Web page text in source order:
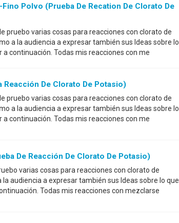
Polvo (prueba De Recation De Clorato De
pruebo varias cosas para reacciones con clorato de
a la audiencia a expresar también sus Ideas sobre lo
a continuación. Todas mis reacciones con me
Reacción De Clorato De Potasio)
pruebo varias cosas para reacciones con clorato de
a la audiencia a expresar también sus Ideas sobre lo
a continuación. Todas mis reacciones con me
De Reacción De Clorato De Potasio)
varias cosas para reacciones con clorato de
audiencia a expresar también sus Ideas sobre lo que
Todas mis reacciones con mezclarse